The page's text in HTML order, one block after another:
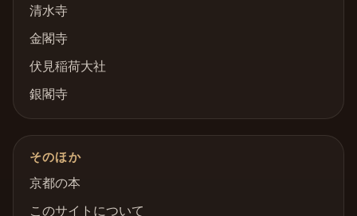
清水寺
金閣寺
伏見稲荷大社
銀閣寺
そのほか
京都の本
このサイトについて